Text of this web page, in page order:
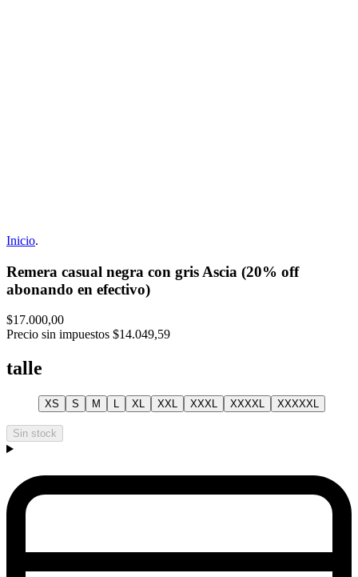
Inicio.
Remera casual negra con gris Ascia (20% off
abonando en efectivo)
$17.000,00
Precio sin impuestos $14.049,59
talle
XS S M L XL XXL XXXL XXXXL XXXXXL
Sin stock